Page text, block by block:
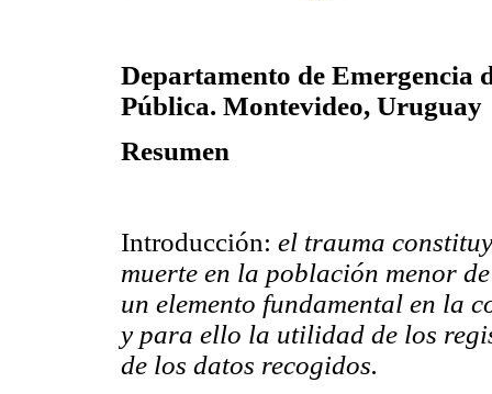
Departamento de Emergencia
Pública. Montevideo, Uruguay
Resumen
Introducción: el trauma
muerte en la población menor
un elemento fundamental en la
y para ello la utilidad de los
de los datos recogidos.